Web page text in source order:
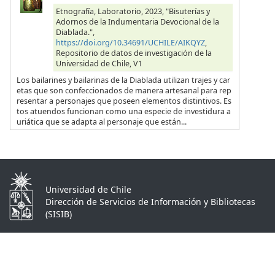
Etnografía, Laboratorio, 2023, "Bisuterías y
Adornos de la Indumentaria Devocional de la
Diablada.",
https://doi.org/10.34691/UCHILE/AIKQYZ,
Repositorio de datos de investigación de la
Universidad de Chile, V1
Los bailarines y bailarinas de la Diablada utilizan trajes y car
etas que son confeccionados de manera artesanal para rep
resentar a personajes que poseen elementos distintivos. Es
tos atuendos funcionan como una especie de investidura a
uriática que se adapta al personaje que están...
Universidad de Chile
Dirección de Servicios de Información y Bibliotecas
(SISIB)